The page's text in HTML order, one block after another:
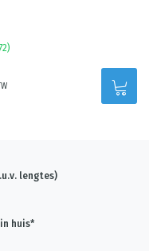
)
lengtes)
huis*